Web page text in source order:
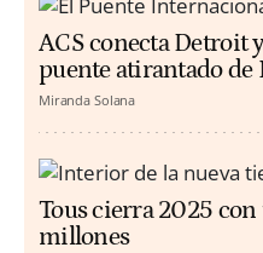
ACS conecta Detroit
puente atirantado de
Miranda Solana
Tous cierra 2025
millones